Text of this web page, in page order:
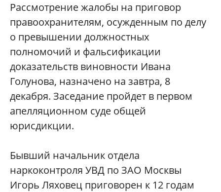
Рассмотрение жалобы на приговор
правоохранителям, осужденным по делу
о превышении должностных
полномочий и фальсификации
доказательств виновности Ивана
Голунова, назначено на завтра, 8
декабря. Заседание пройдет в первом
апелляционном суде общей
юрисдикции.
Бывший начальник отдела
наркоконтроля УВД по ЗАО Москвы
Игорь Ляховец приговорен к 12 годам